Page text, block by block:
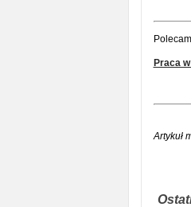
Praca w
Artykuł